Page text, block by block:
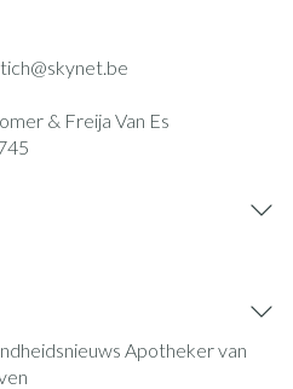
skynet.be
& Freija Van Es
Apotheker van